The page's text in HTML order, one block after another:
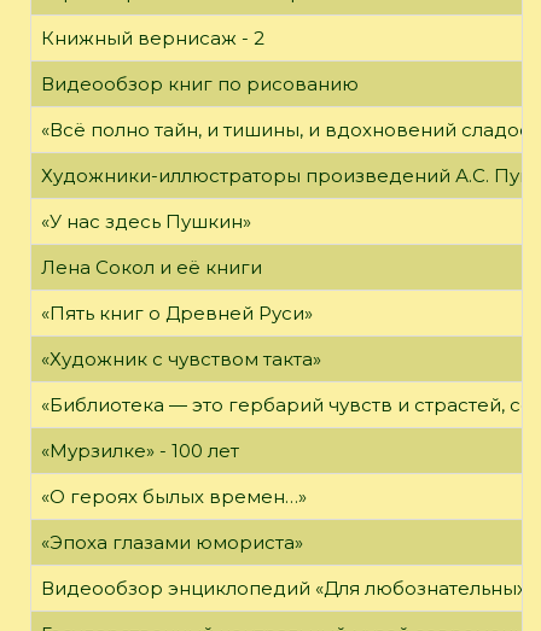
Книжный вернисаж - 2
Видеообзор книг по рисованию
«Всё полно тайн, и тишины, и вдохновений
Художники-иллюстраторы произведений А.С.
«У нас здесь Пушкин»
Лена Сокол и её книги
«Пять книг о Древней Руси»
«Художник с чувством такта»
«Библиотека — это гербарий чувств и страстей,
«Мурзилке» - 100 лет
«О героях былых времен…»
«Эпоха глазами юмориста»
Видеообзор энциклопедий «Для любознательных»